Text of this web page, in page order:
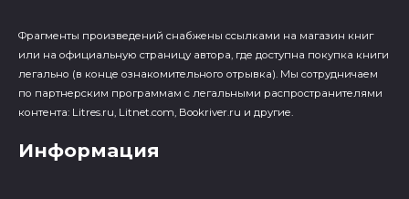
Фрагменты произведений cнабжены ссылками на магазин книг
или на официальную страницу автора, где доступна покупка книги
легально (в конце ознакомительного отрывка). Мы сотрудничаем
по партнерским программам с легальными распространителями
контента: Litres.ru, Litnet.com, Bookriver.ru и другие.
Информация